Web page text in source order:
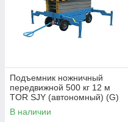
Подъемник ножничный
передвижной 500 кг 12 м
TOR SJY (автономный) (G)
В наличии